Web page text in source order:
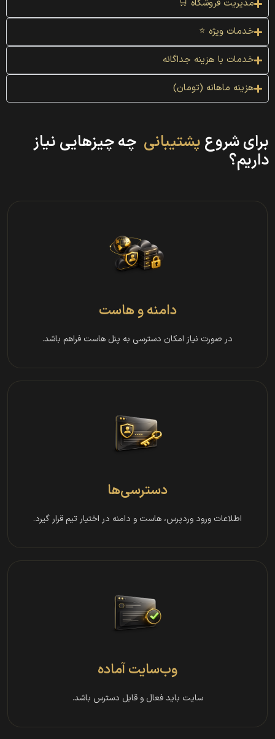
مدیریت فروشگاه 🛒
خدمات ویژه ⭐
خدمات با هزینه جداگانه
هزینه ماهانه (تومان)
برای شروع پشتیبانی چه چیزهایی نیاز
داریم؟
وب‌سایت آماده
سایت باید فعال و قابل دسترس باشد.
دسترسی‌ها
اطلاعات ورود وردپرس، هاست و دامنه در اختیار تیم قرار گیرد.
دامنه و هاست
در صورت نیاز امکان دسترسی به پنل هاست فراهم باشد.